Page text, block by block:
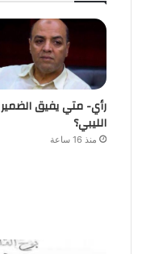
رأي- متي يفيق الضمير
الليبي؟
منذ 16 ساعة